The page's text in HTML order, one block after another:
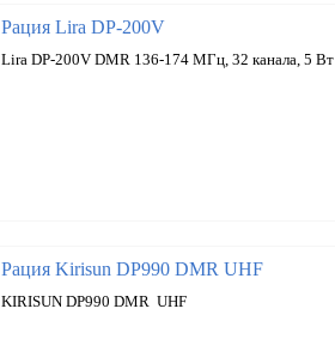
Рация Lira DP-200V
Lira DP-200V DMR 136-174 МГц, 32 канала, 5 Вт
Рация Kirisun DP990 DMR UHF
KIRISUN DP990 DMR UHF